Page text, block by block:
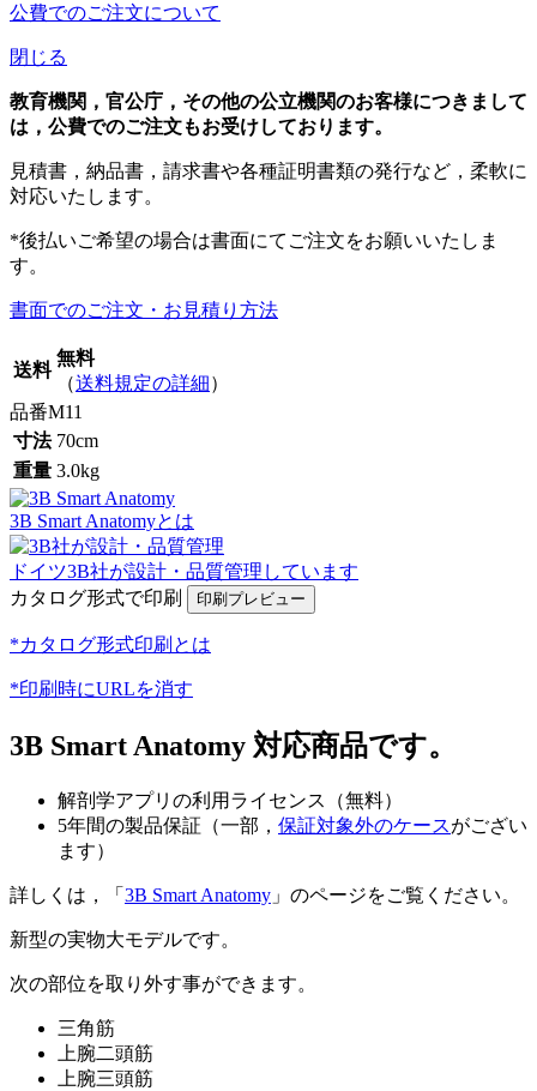
公費でのご注文について
閉じる
教育機関，官公庁，その他の公立機関のお客様につきまして
は，公費でのご注文もお受けしております。
見積書，納品書，請求書や各種証明書類の発行など，柔軟に
対応いたします。
*後払いご希望の場合は書面にてご注文をお願いいたしま
す。
書面でのご注文・お見積り方法
送料
無料
（送料規定の詳細）
品番M11
寸法 70cm
重量 3.0kg
3B Smart Anatomyとは
ドイツ3B社が設計・品質管理しています
カタログ形式で印刷
*カタログ形式印刷とは
*印刷時にURLを消す
3B Smart Anatomy 対応商品です。
解剖学アプリの利用ライセンス（無料）
5年間の製品保証（一部， 保証対象外のケースがござい
ます）
詳しくは，「 3B Smart Anatomy 」のページをご覧ください。
新型の実物大モデルです。
次の部位を取り外す事ができます。
三角筋
上腕二頭筋
上腕三頭筋